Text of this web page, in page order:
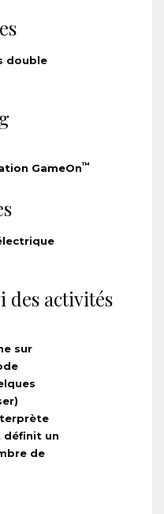
double
GameOn™
des activités
sur
définit un
de